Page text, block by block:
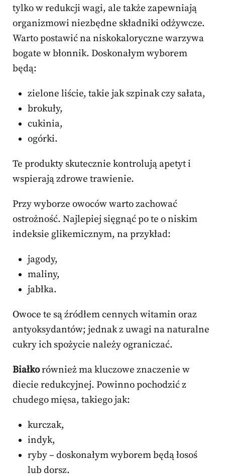
tylko w redukcji wagi, ale także zapewniają
organizmowi niezbędne składniki odżywcze.
Warto postawić na niskokaloryczne warzywa
bogate w błonnik. Doskonałym wyborem
będą:
zielone liście, takie jak szpinak czy sałata,
brokuły,
cukinia,
ogórki.
Te produkty skutecznie kontrolują apetyt i
wspierają zdrowe trawienie.
Przy wyborze owoców warto zachować
ostrożność. Najlepiej sięgnąć po te o niskim
indeksie glikemicznym, na przykład:
jagody,
maliny,
jabłka.
Owoce te są źródłem cennych witamin oraz
antyoksydantów; jednak z uwagi na naturalne
cukry ich spożycie należy ograniczać.
Białkorównież ma kluczowe znaczenie w
diecie redukcyjnej. Powinno pochodzić z
chudego mięsa, takiego jak:
kurczak,
indyk,
ryby – doskonałym wyborem będą łosoś
lub dorsz.